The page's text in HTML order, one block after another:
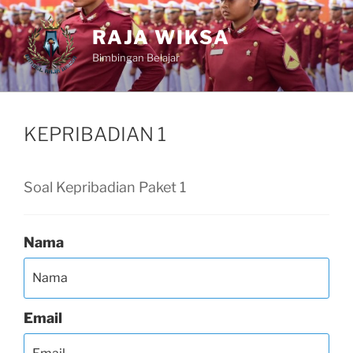
Skip
to
content
RAJA WIKSA
Bimbingan Belajar
KEPRIBADIAN 1
Soal Kepribadian Paket 1
Nama
Email